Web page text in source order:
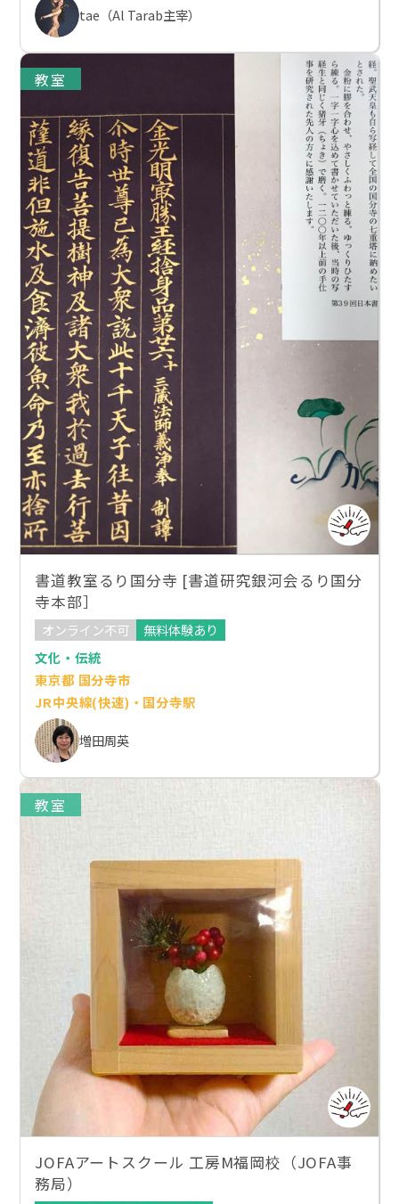
tae（Al Tarab主宰）
教室
書道教室るり国分寺 [書道研究銀河会るり国分
寺本部］
オンライン不可
無料体験あり
文化・伝統
東京都 国分寺市
JR中央線(快速)・国分寺駅
増田周英
教室
JOFAアートスクール 工房M福岡校（JOFA事
務局）